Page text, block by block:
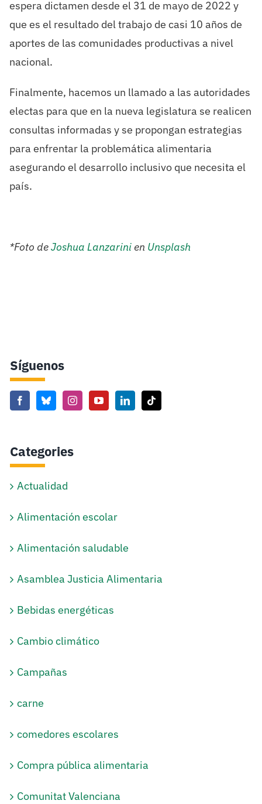
espera dictamen desde el 31 de mayo de 2022 y
que es el resultado del trabajo de casi 10 años de
aportes de las comunidades productivas a nivel
nacional.
Finalmente, hacemos un llamado a las autoridades
electas para que en la nueva legislatura se realicen
consultas informadas y se propongan estrategias
para enfrentar la problemática alimentaria
asegurando el desarrollo inclusivo que necesita el
país.
*Foto deJoshua Lanzarinien Unsplash
Síguenos
Categories
Actualidad
Alimentación escolar
Alimentación saludable
Asamblea Justicia Alimentaria
Bebidas energéticas
Cambio climático
Campañas
carne
comedores escolares
Compra pública alimentaria
Comunitat Valenciana